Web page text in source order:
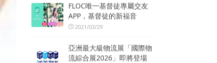
FLOC唯一基督徒專屬交友
APP，基督徒的新福音
2021/03/29
亞洲最大級物流展「國際物
流綜合展2026」即將登場